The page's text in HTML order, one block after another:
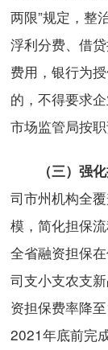
两限”规定，整
浮利分费、借
费用，银行为
的，不得要求
市场监管局按
（三）强
司市州机构全
模，简化担保
全省融资担保
司支小支农支
资担保费率降
2021年底前完成